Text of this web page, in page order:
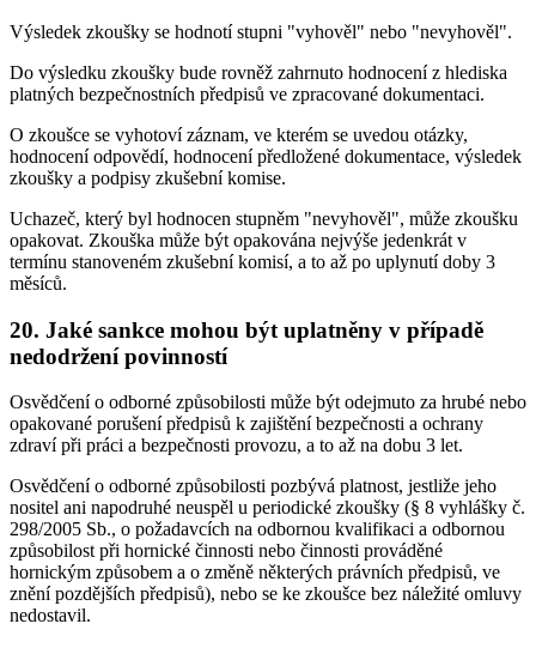
Výsledek zkoušky se hodnotí stupni "vyhověl" nebo "nevyhověl".
Do výsledku zkoušky bude rovněž zahrnuto hodnocení z hlediska
platných bezpečnostních předpisů ve zpracované dokumentaci.
O zkoušce se vyhotoví záznam, ve kterém se uvedou otázky,
hodnocení odpovědí, hodnocení předložené dokumentace, výsledek
zkoušky a podpisy zkušební komise.
Uchazeč, který byl hodnocen stupněm "nevyhověl", může zkoušku
opakovat. Zkouška může být opakována nejvýše jedenkrát v
termínu stanoveném zkušební komisí, a to až po uplynutí doby 3
měsíců.
20. Jaké sankce mohou být uplatněny v případě
nedodržení povinností
Osvědčení o odborné způsobilosti může být odejmuto za hrubé nebo
opakované porušení předpisů k zajištění bezpečnosti a ochrany
zdraví při práci a bezpečnosti provozu, a to až na dobu 3 let.
Osvědčení o odborné způsobilosti pozbývá platnost, jestliže jeho
nositel ani napodruhé neuspěl u periodické zkoušky (§ 8 vyhlášky č.
298/2005 Sb., o požadavcích na odbornou kvalifikaci a odbornou
způsobilost při hornické činnosti nebo činnosti prováděné
hornickým způsobem a o změně některých právních předpisů, ve
znění pozdějších předpisů), nebo se ke zkoušce bez náležité omluvy
nedostavil.